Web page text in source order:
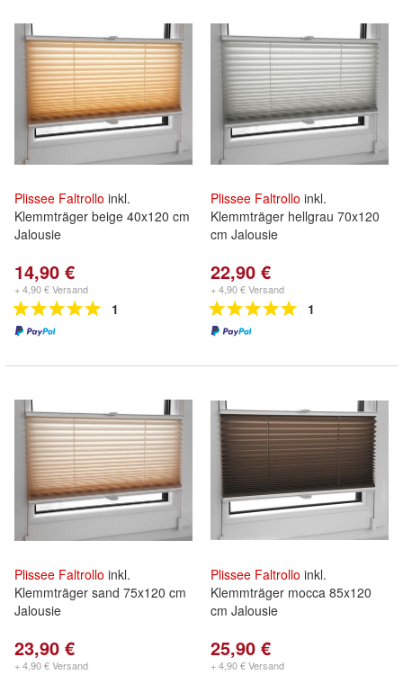
Plissee Faltrollo inkl.
Klemmträger beige 40x120 cm
Jalousie
14,90 €
+ 4,90 € Versand
1
Plissee Faltrollo inkl.
Klemmträger hellgrau 70x120
cm Jalousie
22,90 €
+ 4,90 € Versand
1
Plissee Faltrollo inkl.
Klemmträger sand 75x120 cm
Jalousie
23,90 €
+ 4,90 € Versand
Plissee Faltrollo inkl.
Klemmträger mocca 85x120
cm Jalousie
25,90 €
+ 4,90 € Versand